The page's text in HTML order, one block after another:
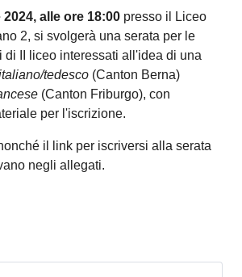
alle ore 18:00 presso il Liceo
2, si svolgerà una serata per le
II liceo interessati all'idea di una
tedesco (Canton Berna)
(Canton Friburgo), con
per l'iscrizione.
il link per iscriversi alla serata
negli allegati.